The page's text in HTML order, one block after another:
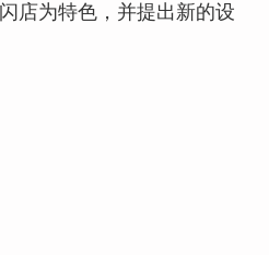
店为特色，并提出新的设